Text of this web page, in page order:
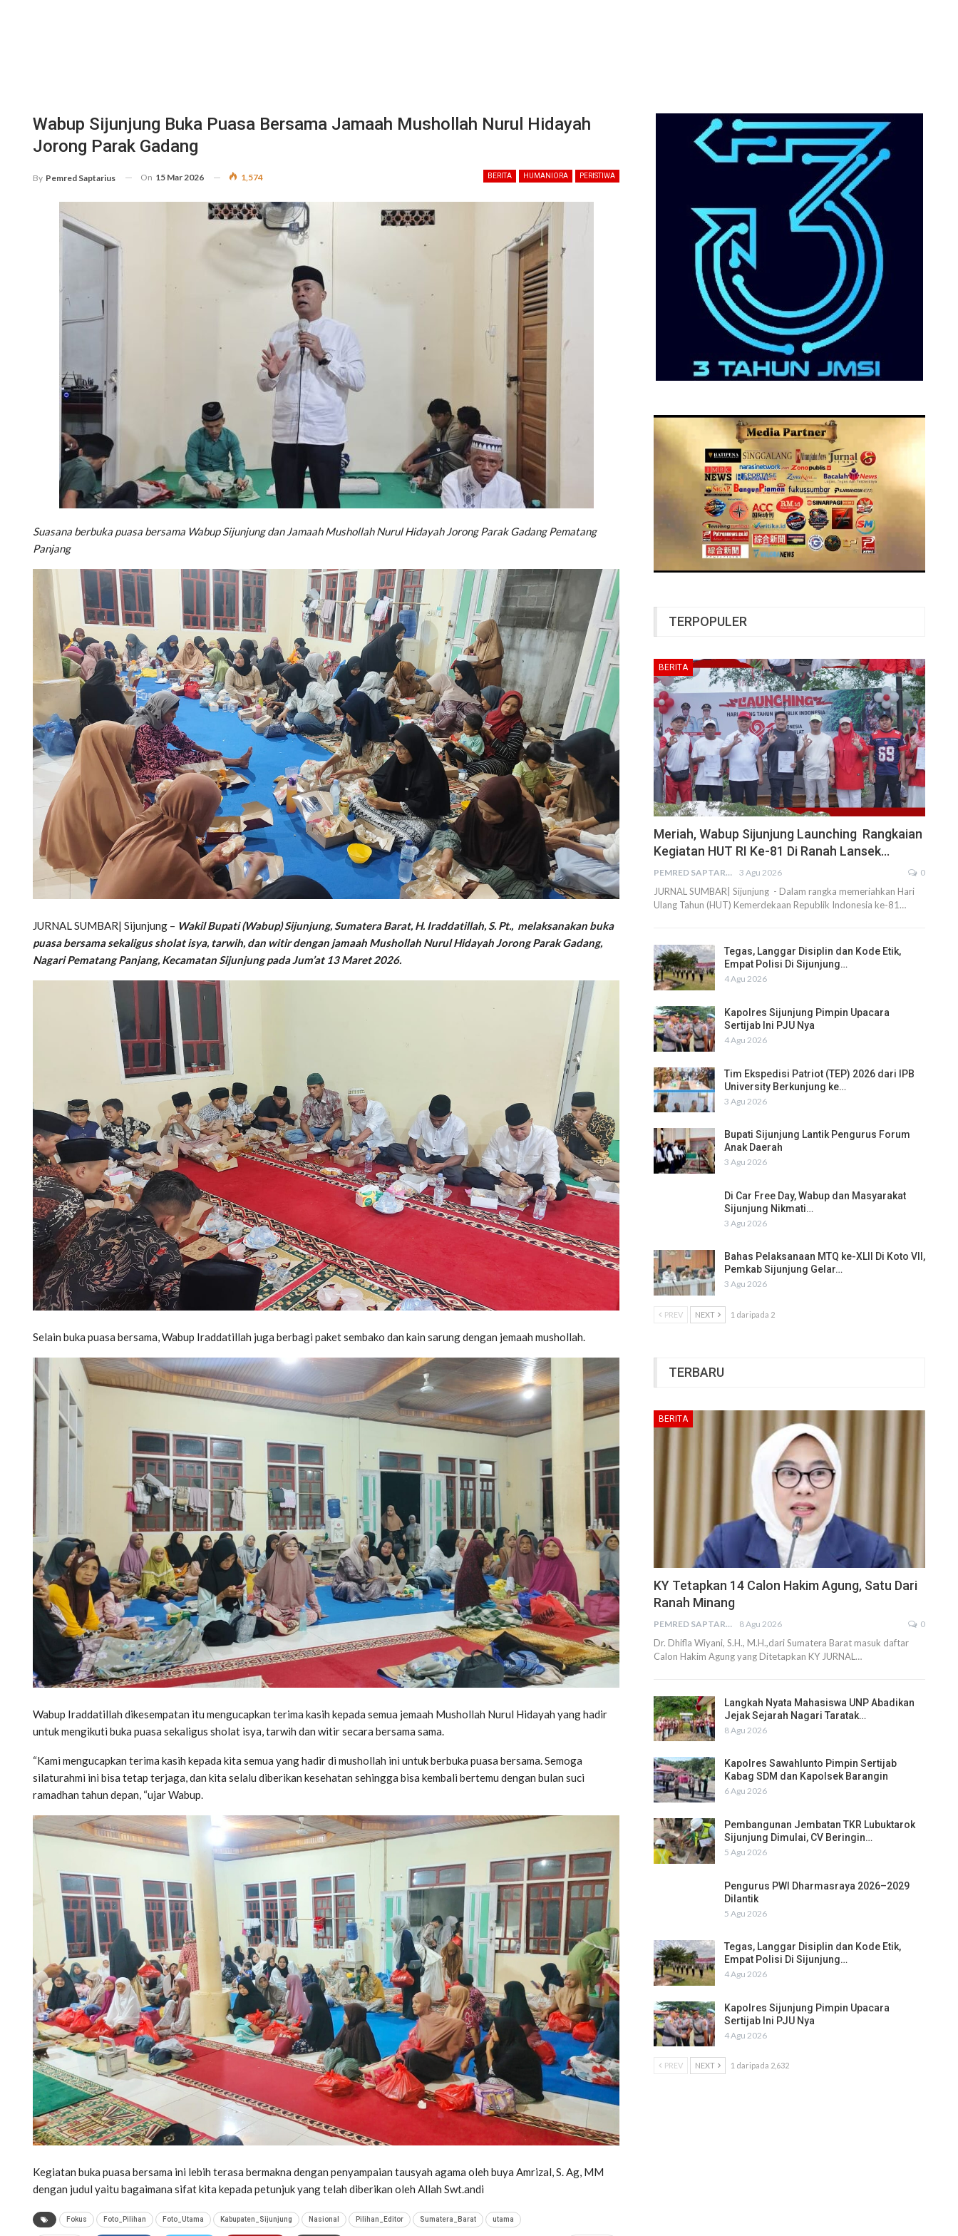
Wabup Sijunjung Buka Puasa Bersama Jamaah Mushollah Nurul Hidayah
Jorong Parak Gadang
BERITA HUMANIORA PERISTIWA
By Pemred Saptarius On 15 Mar 2026 1,574
Suasana berbuka puasa bersama Wabup Sijunjung dan Jamaah Mushollah Nurul Hidayah Jorong Parak Gadang Pematang
Panjang
JURNAL SUMBAR| Sijunjung – Wakil Bupati (Wabup) Sijunjung, Sumatera Barat, H. Iraddatillah, S. Pt., melaksanakan buka
puasa bersama sekaligus sholat isya, tarwih, dan witir dengan jamaah Mushollah Nurul Hidayah Jorong Parak Gadang,
Nagari Pematang Panjang, Kecamatan Sijunjung pada Jum’at 13 Maret 2026.
Selain buka puasa bersama, Wabup Iraddatillah juga berbagi paket sembako dan kain sarung dengan jemaah mushollah.
Wabup Iraddatillah dikesempatan itu mengucapkan terima kasih kepada semua jemaah Mushollah Nurul Hidayah yang hadir
untuk mengikuti buka puasa sekaligus sholat isya, tarwih dan witir secara bersama sama.
“Kami mengucapkan terima kasih kepada kita semua yang hadir di mushollah ini untuk berbuka puasa bersama. Semoga
silaturahmi ini bisa tetap terjaga, dan kita selalu diberikan kesehatan sehingga bisa kembali bertemu dengan bulan suci
ramadhan tahun depan, “ujar Wabup.
Kegiatan buka puasa bersama ini lebih terasa bermakna dengan penyampaian tausyah agama oleh buya Amrizal, S. Ag, MM
dengan judul yaitu bagaimana sifat kita kepada petunjuk yang telah diberikan oleh Allah Swt.andi
Fokus Foto_Pilihan Foto_Utama Kabupaten_Sijunjung Nasional Pilihan_Editor Sumatera_Barat utama
TERPOPULER
BERITA
Meriah, Wabup Sijunjung Launching Rangkaian
Kegiatan HUT RI Ke-81 Di Ranah Lansek…
PEMRED SAPTARIUS 3 Agu 2026 0
JURNAL SUMBAR| Sijunjung - Dalam rangka memeriahkan Hari
Ulang Tahun (HUT) Kemerdekaan Republik Indonesia ke-81…
Tegas, Langgar Disiplin dan Kode Etik,
Empat Polisi Di Sijunjung…
4 Agu 2026
Kapolres Sijunjung Pimpin Upacara
Sertijab Ini PJU Nya
4 Agu 2026
Tim Ekspedisi Patriot (TEP) 2026 dari IPB
University Berkunjung ke…
3 Agu 2026
Bupati Sijunjung Lantik Pengurus Forum
Anak Daerah
3 Agu 2026
Di Car Free Day, Wabup dan Masyarakat
Sijunjung Nikmati…
3 Agu 2026
Bahas Pelaksanaan MTQ ke-XLII Di Koto VII,
Pemkab Sijunjung Gelar…
3 Agu 2026
PREV NEXT 1 daripada 2
TERBARU
BERITA
KY Tetapkan 14 Calon Hakim Agung, Satu Dari
Ranah Minang
PEMRED SAPTARIUS 8 Agu 2026 0
Dr. Dhifla Wiyani, S.H., M.H.,dari Sumatera Barat masuk daftar
Calon Hakim Agung yang Ditetapkan KY JURNAL…
Langkah Nyata Mahasiswa UNP Abadikan
Jejak Sejarah Nagari Taratak…
8 Agu 2026
Kapolres Sawahlunto Pimpin Sertijab
Kabag SDM dan Kapolsek Barangin
6 Agu 2026
Pembangunan Jembatan TKR Lubuktarok
Sijunjung Dimulai, CV Beringin…
5 Agu 2026
Pengurus PWI Dharmasraya 2026–2029
Dilantik
5 Agu 2026
Tegas, Langgar Disiplin dan Kode Etik,
Empat Polisi Di Sijunjung…
4 Agu 2026
Kapolres Sijunjung Pimpin Upacara
Sertijab Ini PJU Nya
4 Agu 2026
PREV NEXT 1 daripada 2,632